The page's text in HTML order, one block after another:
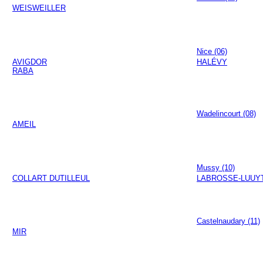
WEISWEILLER
Nice (06)
AVIGDOR
HALÉVY
RABA
Wadelincourt (08)
AMEIL
Mussy (10)
COLLART DUTILLEUL
LABROSSE-
Castelnaudary (11)
MIR